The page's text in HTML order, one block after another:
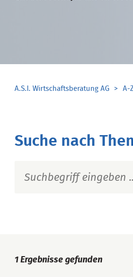
A.S.I. Wirtschaftsberatung AG A-Z
Suche nach
1 Ergebnisse gefunden